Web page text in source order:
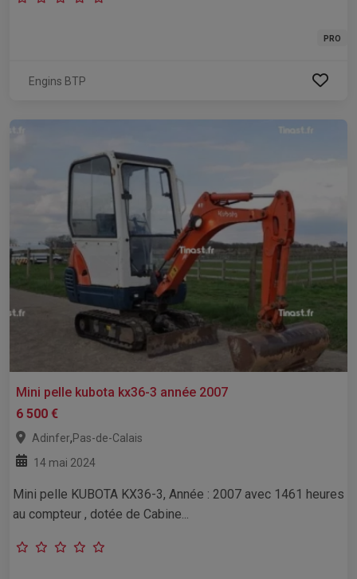
PRO
Engins BTP
Mini pelle kubota kx36-3 année 2007
6 500 €
Adinfer,Pas-de-Calais
14 mai 2024
Mini pelle KUBOTA KX36-3, Année : 2007 avec 1461 heures
au compteur , dotée de Cabine...